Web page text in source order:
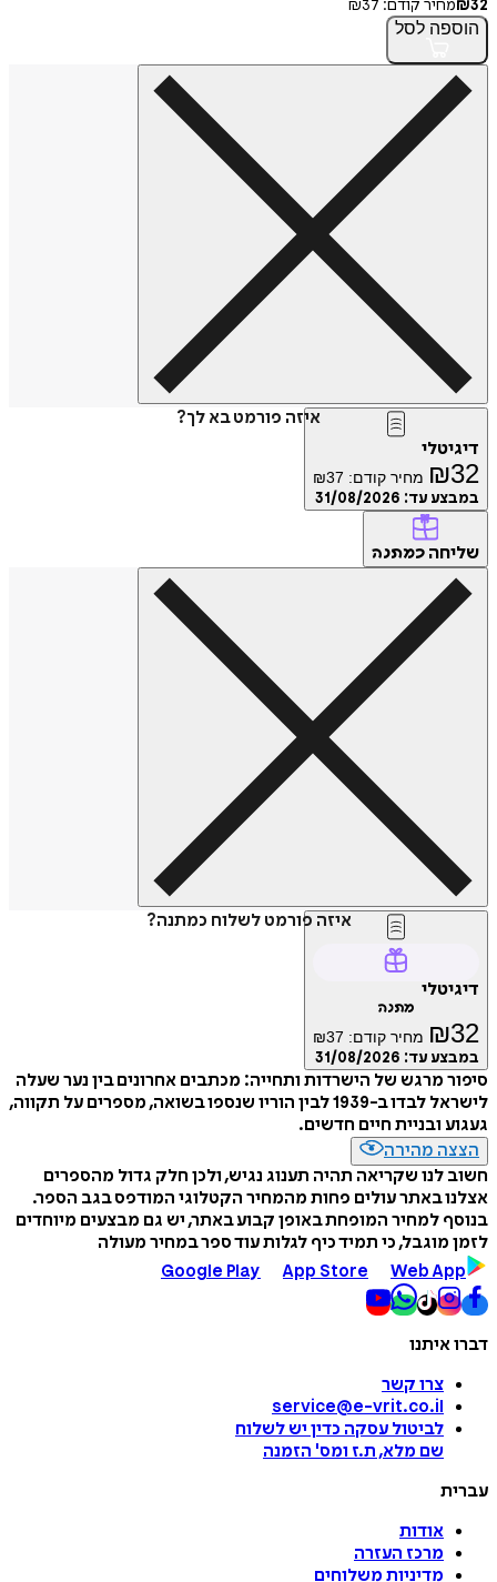
₪32 מחיר קודם: ₪37
הוספה לסל
איזה פורמט בא לך?
דיגיטלי
₪32 מחיר קודם: ₪37
במבצע עד: 31/08/2026
שליחה כמתנה
איזה פורמט לשלוח כמתנה?
דיגיטלי
מתנה
₪32 מחיר קודם: ₪37
במבצע עד: 31/08/2026
סיפור מרגש של הישרדות ותחייה: מכתבים אחרונים בין נער שעלה
לישראל לבדו ב-1939 לבין הוריו שנספו בשואה, מספרים על תקווה,
געגוע ובניית חיים חדשים.
הצצה מהירה
חשוב לנו שקריאה תהיה תענוג נגיש, ולכן חלק גדול מהספרים
אצלנו באתר עולים פחות מהמחיר הקטלוגי המודפס בגב הספר.
בנוסף למחיר המופחת באופן קבוע באתר, יש גם מבצעים מיוחדים
לזמן מוגבל, כי תמיד כיף לגלות עוד ספר במחיר מעולה
Google Play
App Store Web App
דברו איתנו
צרו קשר
service@e-vrit.co.il
לביטול עסקה כדין יש לשלוח
שם מלא, ת.ז ומס' הזמנה
עברית
אודות
מרכז העזרה
מדיניות משלוחים